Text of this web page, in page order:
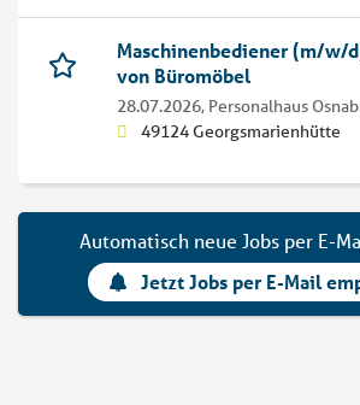
Maschinenbediener (m/w/
von Büromöbel
28.07.2026, Personalhaus
49124 Georgsmarienhütte
Automatisch neue Jobs per E-
Jetzt Jobs per E-Mail